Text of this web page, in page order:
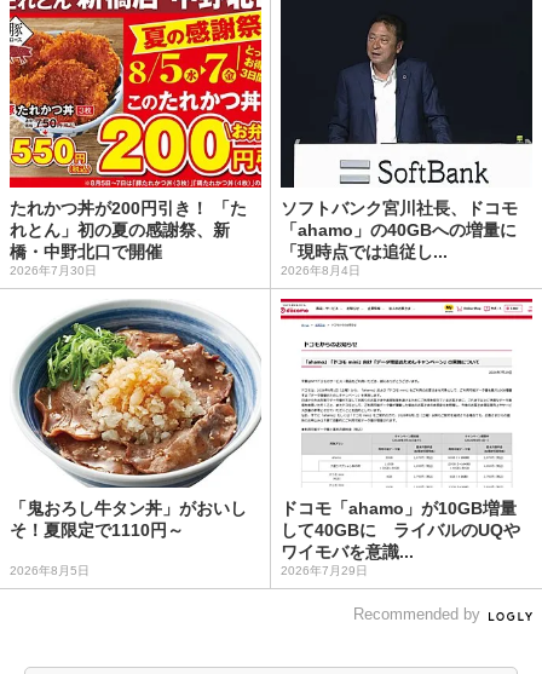
たれかつ丼が200円引き！ 「た
れとん」初の夏の感謝祭、新
橋・中野北口で開催
2026年7月30日
ソフトバンク宮川社長、ドコモ
「ahamo」の40GBへの増量に
「現時点では追従し...
2026年8月4日
「鬼おろし牛タン丼」がおいし
そ！夏限定で1110円～
2026年8月5日
ドコモ「ahamo」が10GB増量
して40GBに ライバルのUQや
ワイモバを意識...
2026年7月29日
Recommended by